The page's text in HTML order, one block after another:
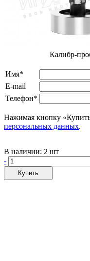
Калибр-
Имя*
E-mail
Телефон*
Нажимая кнопку
персональных данных.
В наличии: 2 шт
-
Купить